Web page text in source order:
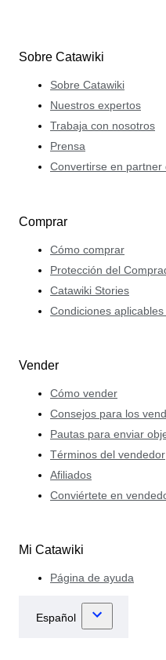
Sobre Catawiki
Sobre Catawiki
Nuestros expertos
Trabaja con nosotros
Prensa
Convertirse en partner
Comprar
Cómo comprar
Protección del
Catawiki Stories
Condiciones
Vender
Cómo vender
Consejos para los
Pautas para enviar
Términos del vendedor
Afiliados
Conviértete en
Mi Catawiki
Página de ayuda